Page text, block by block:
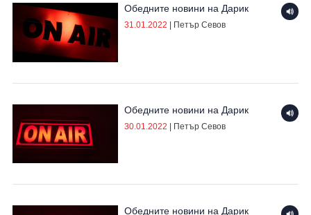
Обедните новини на Дарик
31.01.2022 Петър Севов
Обедните новини на Дарик
30.01.2022 | Петър Севов
Обедните новини на Дарик